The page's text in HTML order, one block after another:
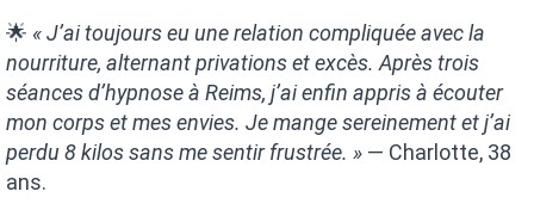
🌟 « J’ai toujours eu une relation compliquée avec la
nourriture, alternant privations et excès. Après trois
séances d’hypnose à Reims, j’ai enfin appris à écouter
mon corps et mes envies. Je mange sereinement et j’ai
perdu 8 kilos sans me sentir frustrée. » — Charlotte, 38
ans.